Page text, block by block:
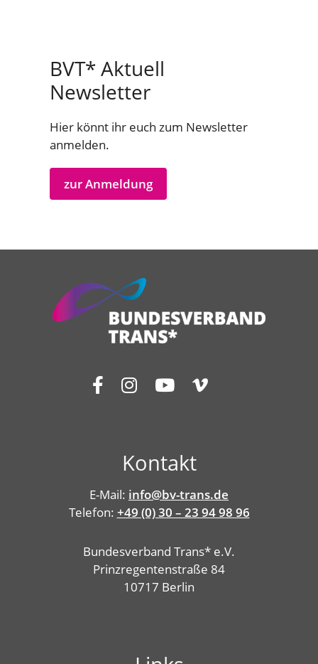
BVT* Aktuell
Newsletter
Hier könnt ihr euch zum Newsletter
anmelden.
zur Anmeldung
Kontakt
E-Mail: info@bv-trans.de
Telefon: +49 (0) 30 – 23 94 98 96
Bundesverband Trans* e.V.
Prinzregentenstraße 84
10717 Berlin